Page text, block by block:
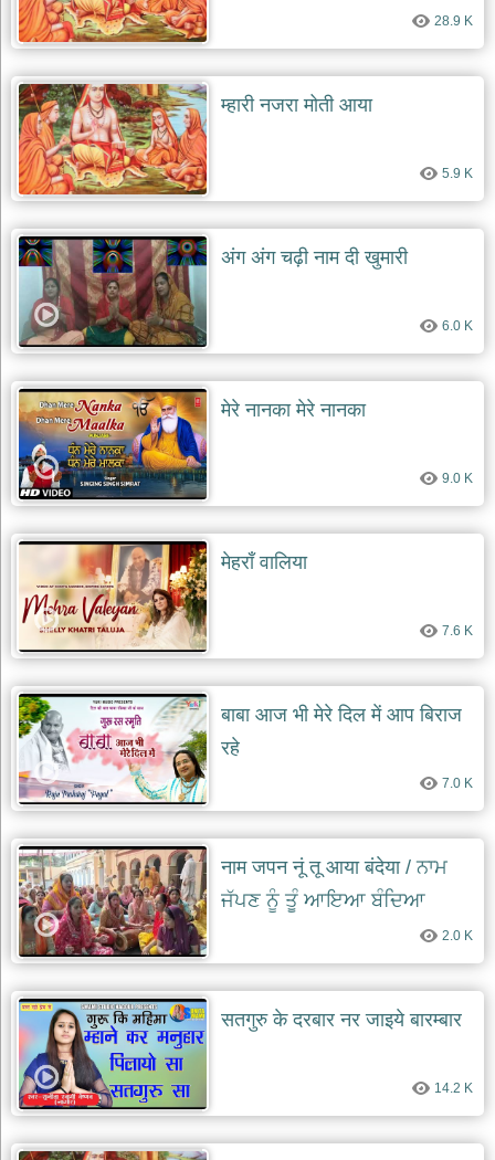
28.9 K
म्हारी नजरा मोती आया
5.9 K
अंग अंग चढ़ी नाम दी खुमारी
6.0 K
मेरे नानका मेरे नानका
9.0 K
मेहराँ वालिया
7.6 K
बाबा आज भी मेरे दिल में आप बिराज
रहे
7.0 K
नाम जपन नूं तू आया बंदेया / ਨਾਮ
ਜੱਪਣ ਨੂੰ ਤੂੰ ਆਇਆ ਬੰਦਿਆ
2.0 K
सतगुरु के दरबार नर जाइये बारम्बार
14.2 K